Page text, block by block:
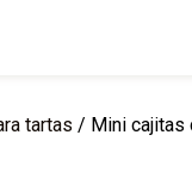
tartas / Mini cajitas